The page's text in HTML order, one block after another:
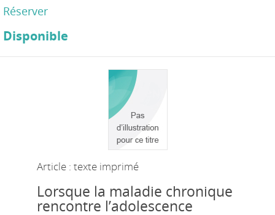
Réserver
Disponible
Article : texte imprimé
Lorsque la maladie chronique
rencontre l’adolescence